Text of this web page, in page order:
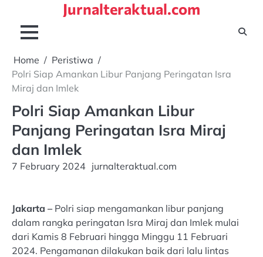
content
Jurnalteraktual.com
Home
Peristiwa
Polri Siap Amankan Libur Panjang Peringatan Isra
Miraj dan Imlek
Polri Siap Amankan Libur
Panjang Peringatan Isra Miraj
dan Imlek
7 February 2024 jurnalteraktual.com
Jakarta – Polri siap mengamankan libur panjang
dalam rangka peringatan Isra Miraj dan Imlek mulai
dari Kamis 8 Februari hingga Minggu 11 Februari
2024. Pengamanan dilakukan baik dari lalu lintas